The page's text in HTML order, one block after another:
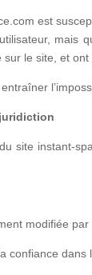
est
le site, et
site instant-
modifiée
dans